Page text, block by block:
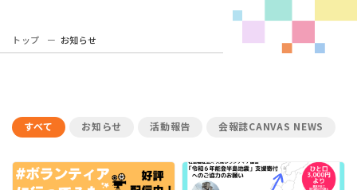
トップ お知らせ
すべて お知らせ 活動報告 会報誌CANVAS NEWS